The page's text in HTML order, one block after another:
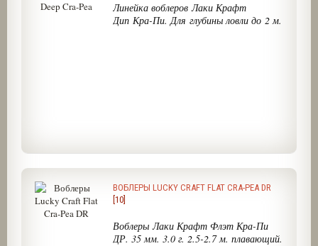
Линейка воблеров Лаки Крафт
Дип Кра-Пи. Для глубины ловли до 2 м.
ВОБЛЕРЫ LUCKY CRAFT FLAT CRA-PEA DR
[10]
Воблеры Лаки Крафт Флэт Кра-Пи
ДР. 35 мм. 3.0 г. 2.5-2.7 м. плавающий.